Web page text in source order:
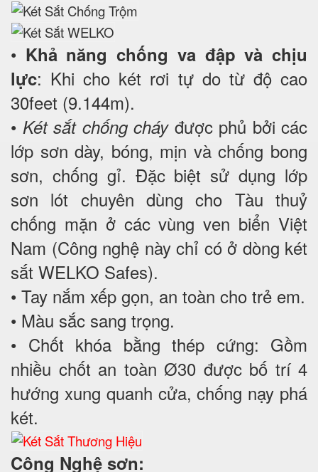
• Khả năng chống va đập và chịu
lực: Khi cho két rơi tự do từ độ cao
30feet (9.144m).
• Két sắt chống cháyđược phủ bởi các
lớp sơn dày, bóng, mịn và chống bong
sơn, chống gỉ. Đặc biệt sử dụng lớp
sơn lót chuyên dùng cho Tàu thuỷ
chống mặn ở các vùng ven biển Việt
Nam (Công nghệ này chỉ có ở dòng két
sắt WELKO Safes).
• Tay nắm xếp gọn, an toàn cho trẻ em.
• Màu sắc sang trọng.
• Chốt khóa bằng thép cứng: Gồm
nhiều chốt an toàn Ø30 được bố trí 4
hướng xung quanh cửa, chống nạy phá
két.
Công Nghệ sơn: